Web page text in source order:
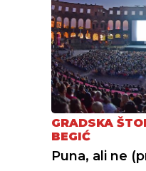
GRADSKA
BEGIĆ
Puna, ali ne